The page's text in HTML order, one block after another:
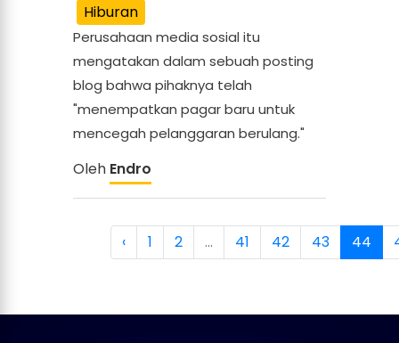
Hiburan
Perusahaan media sosial itu
mengatakan dalam sebuah posting
blog bahwa pihaknya telah
"menempatkan pagar baru untuk
mencegah pelanggaran berulang."
Oleh Endro
‹ 1 2 ... 41 42 43 44